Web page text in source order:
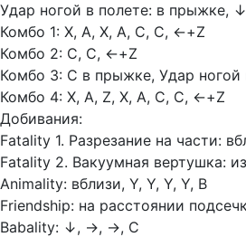
Удар ногой в полете: в прыжке, ↓
Комбо 1: Х, А, Х, А, С, С, ←+Z
Комбо 2: С, С, ←+Z
Комбо 3: С в прыжке, Удар ногой
Комбо 4: Х, А, Z, Х, А, С, С, ←+Z
Добивания:
Fatality 1. Разрезание на части:
Fatality 2. Вакуумная вертушка:
Animality: вблизи, Y, Y, Y, Y, В
Friendship: на расстоянии
Babality: ↓, →, →, С